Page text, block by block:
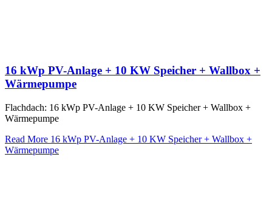
16 kWp PV-Anlage + 10 KW Speicher + Wallbox +
Wärmepumpe
Flachdach: 16 kWp PV-Anlage + 10 KW Speicher + Wallbox +
Wärmepumpe
Read More 16 kWp PV-Anlage + 10 KW Speicher + Wallbox +
Wärmepumpe